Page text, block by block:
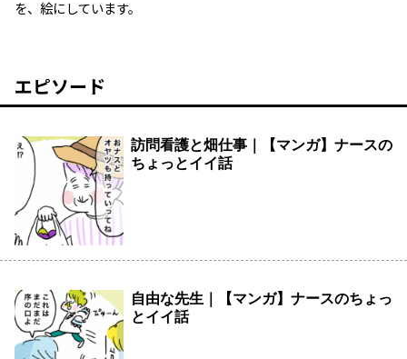
を、絵にしています。
エピソード
訪問看護と畑仕事｜【マンガ】ナースの
ちょっとイイ話
自由な先生｜【マンガ】ナースのちょっ
とイイ話